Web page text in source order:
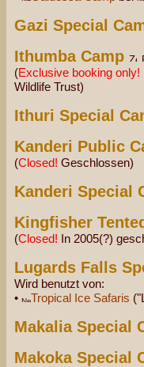
Gazi Special
Ithumba Camp
(Exclusive booking only!
Wildlife Trust)
Ithuri Special
Kanderi Public
(Closed! Geschlossen)
Kanderi Special
Kingfisher
(Closed! In 2005(?)
Lugards Falls
Wird benutzt von:
•
Tropical Ice Safaris
Makalia Special
Makoka Special